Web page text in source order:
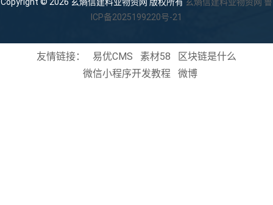
ICP备2025199220号-21
友情链接： 易优CMS 素材58
区块链是什么
微信小程序开发教程
微博